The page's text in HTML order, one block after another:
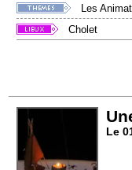
Les
Cholet
Le